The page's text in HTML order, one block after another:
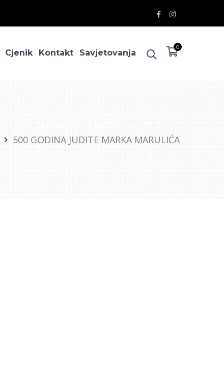
Facebook
Profile
Instagram
Profile
0
Cjenik Kontakt Savjetovanja
500 GODINA JUDITE MARKA MARULIĆA